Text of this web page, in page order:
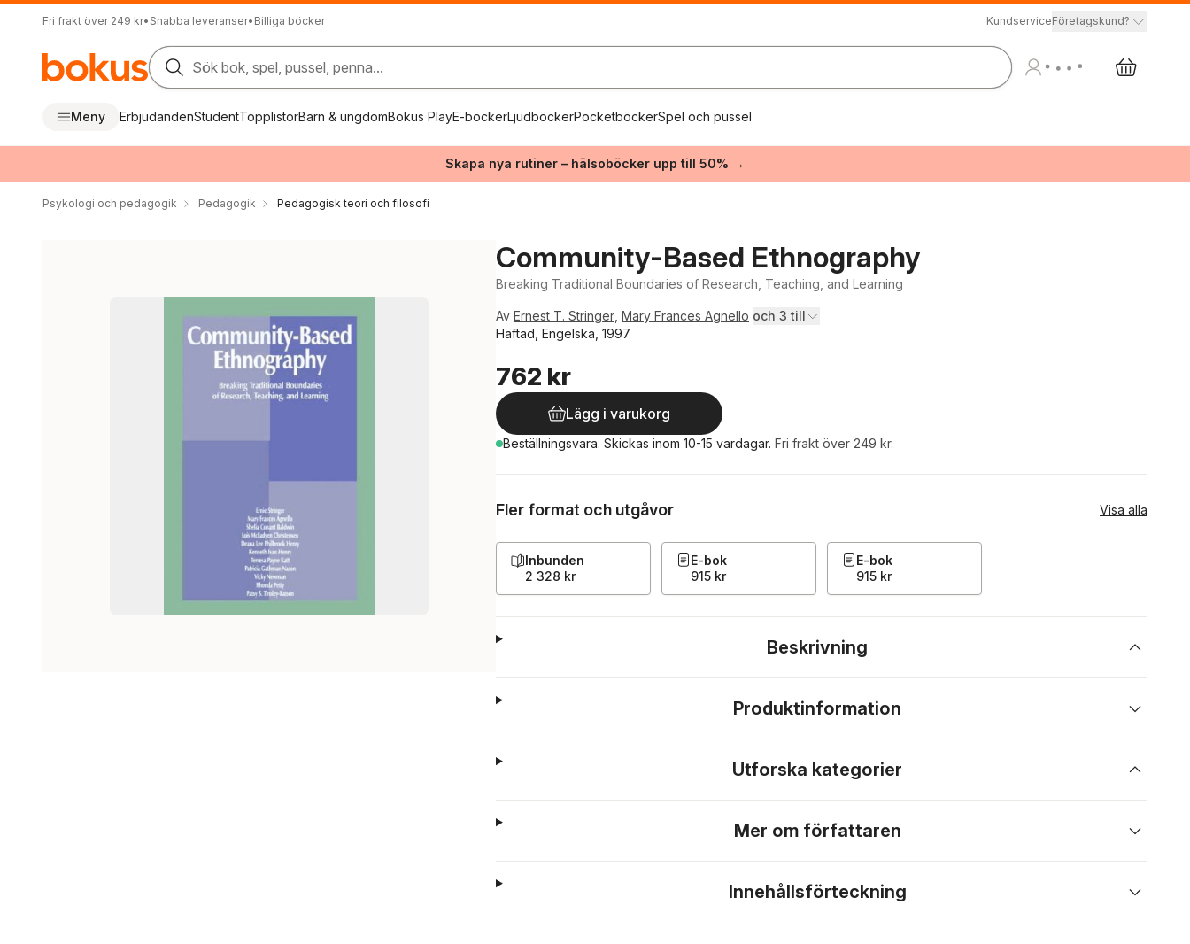
Fri frakt över 249 kr• Snabba leveranser• Billiga böcker KundserviceFöretagskund?
Sök bok, spel, pussel, penna...
Meny ErbjudandenStudentTopplistorBarn & ungdomBokus PlayE-böckerLjudböckerPocketböckerSpel och pussel
Skapa nya rutiner – hälsoböcker upp till 50% →
Psykologi och pedagogik Pedagogik Pedagogisk teori och filosofi
Community-Based Ethnography
Breaking Traditional Boundaries of Research, Teaching, and Learning
Av Ernest T. Stringer Mary Frances Agnello och 3 till
Häftad, Engelska, 1997
762 kr
Lägg i varukorg
Beställningsvara. Skickas inom 10-15 vardagar. Fri frakt över 249 kr.
Fler format och utgåvor Visa alla
Inbunden
2 328 kr
E-bok
915 kr
E-bok
915 kr
Beskrivning
Produktinformation
Utforska kategorier
Mer om författaren
Innehållsförteckning